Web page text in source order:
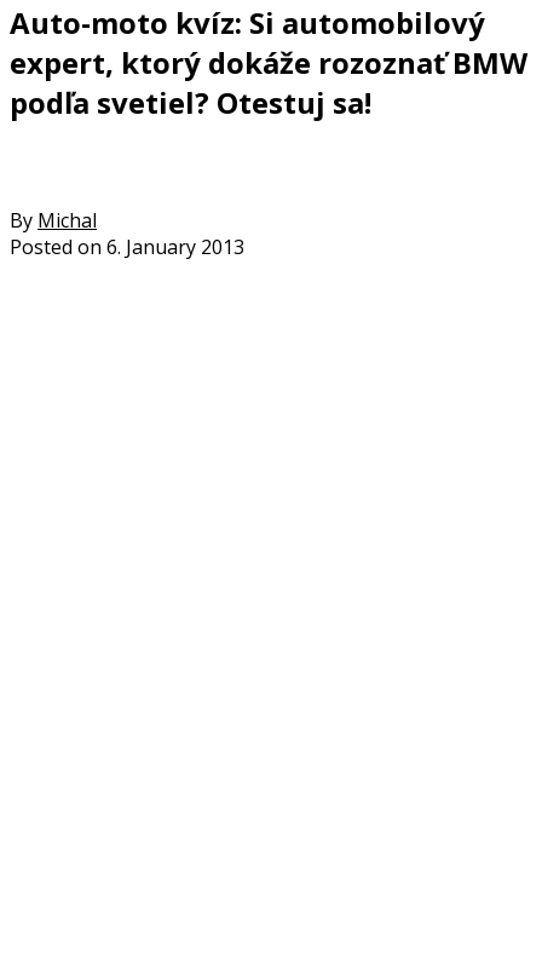
Auto-moto kvíz: Si automobilový
expert, ktorý dokáže rozoznať BMW
podľa svetiel? Otestuj sa!
By Michal
Posted on 6. January 2013